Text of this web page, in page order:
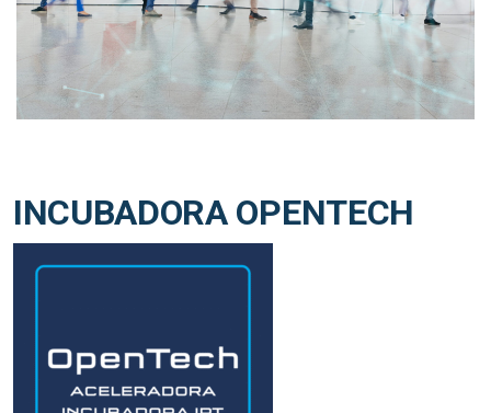
INCUBADORA OPENTECH